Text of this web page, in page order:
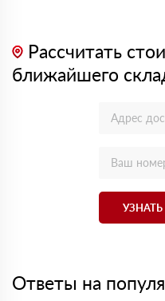
Рассчитать
ближайшего
Ответы на